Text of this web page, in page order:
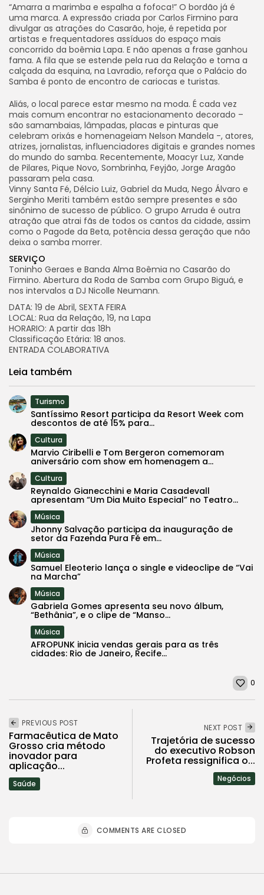
“Amarra a marimba e espalha a fofoca!” O bordão já é
uma marca. A expressão criada por Carlos Firmino para
divulgar as atrações do Casarão, hoje, é repetida por
artistas e frequentadores assíduos do espaço mais
concorrido da boêmia Lapa. E não apenas a frase ganhou
fama. A fila que se estende pela rua da Relação e toma a
calçada da esquina, na Lavradio, reforça que o Palácio do
Samba é ponto de encontro de cariocas e turistas.
Aliás, o local parece estar mesmo na moda. É cada vez
mais comum encontrar no estacionamento decorado –
são samambaias, lâmpadas, placas e pinturas que
celebram orixás e homenageiam Nelson Mandela -, atores,
atrizes, jornalistas, influenciadores digitais e grandes nomes
do mundo do samba. Recentemente, Moacyr Luz, Xande
de Pilares, Pique Novo, Sombrinha, Feyjão, Jorge Aragão
passaram pela casa.
Vinny Santa Fé, Délcio Luiz, Gabriel da Muda, Nego Álvaro e
Serginho Meriti também estão sempre presentes e são
sinônimo de sucesso de público. O grupo Arruda é outra
atração que atrai fãs de todos os cantos da cidade, assim
como o Pagode da Beta, potência dessa geração que não
deixa o samba morrer.
SERVIÇO
Toninho Geraes e Banda Alma Boêmia no Casarão do
Firmino. Abertura da Roda de Samba com Grupo Biguá, e
nos intervalos a DJ Nicolle Neumann.
DATA: 19 de Abril, SEXTA FEIRA
LOCAL: Rua da Relação, 19, na Lapa
HORARIO: A partir das 18h
Classificação Etária: 18 anos.
ENTRADA COLABORATIVA
Leia também
Turismo
Santíssimo Resort participa da Resort Week com
descontos de até 15% para...
Cultura
Marvio Ciribelli e Tom Bergeron comemoram
aniversário com show em homenagem a...
Cultura
Reynaldo Gianecchini e Maria Casadevall
apresentam “Um Dia Muito Especial” no Teatro...
Música
Jhonny Salvação participa da inauguração de
setor da Fazenda Pura Fé em...
Música
Samuel Eleoterio lança o single e videoclipe de “Vai
na Marcha”
Música
Gabriela Gomes apresenta seu novo álbum,
“Bethânia”, e o clipe de “Manso...
Música
AFROPUNK inicia vendas gerais para as três
cidades: Rio de Janeiro, Recife...
0
PREVIOUS POST
Farmacêutica de Mato
Grosso cria método
inovador para
aplicação...
Saúde
NEXT POST
Trajetória de sucesso
do executivo Robson
Profeta ressignifica o...
Negócios
COMMENTS ARE CLOSED